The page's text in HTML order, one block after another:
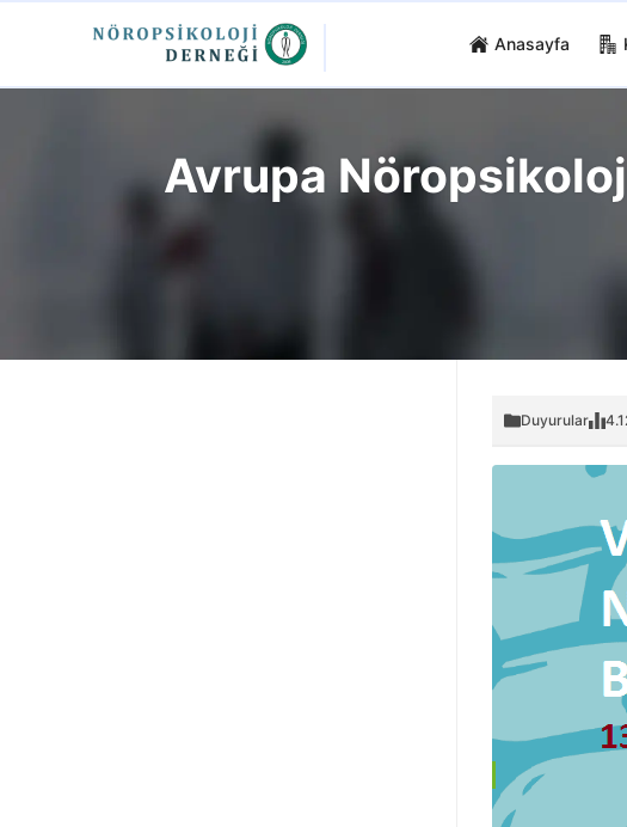
Anasayfa
Avrupa
Duyurular